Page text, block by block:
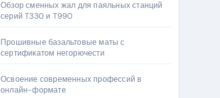
Обзор сменных жал для паяльных станций
серий T330 и T990
Прошивные базальтовые маты с
сертификатом негорючести
Освоение современных профессий в
онлайн-формате